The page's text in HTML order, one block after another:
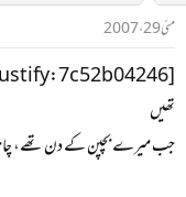
مگر ابھی تک شاید آپ
میں کب کا انتظار کر رہی
رکھیے گا میری کال مس نہ
اور کوٹ الماری میں
اسلئے
کرلیجئے گا ۔ ادھر پہنچ آئیے تو پھر
بس خیر خیریت سے پہنچنے کی
مئی 29، 2007
تھیں
جب میرے بچپن کے دن تھے، چاند